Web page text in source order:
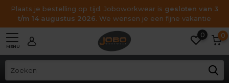
Plaats je bestelling op tijd. Joboworkwear is gesloten van 3
t/m 14 augustus 2026. We wensen je een fijne vakantie
MENU
0 0